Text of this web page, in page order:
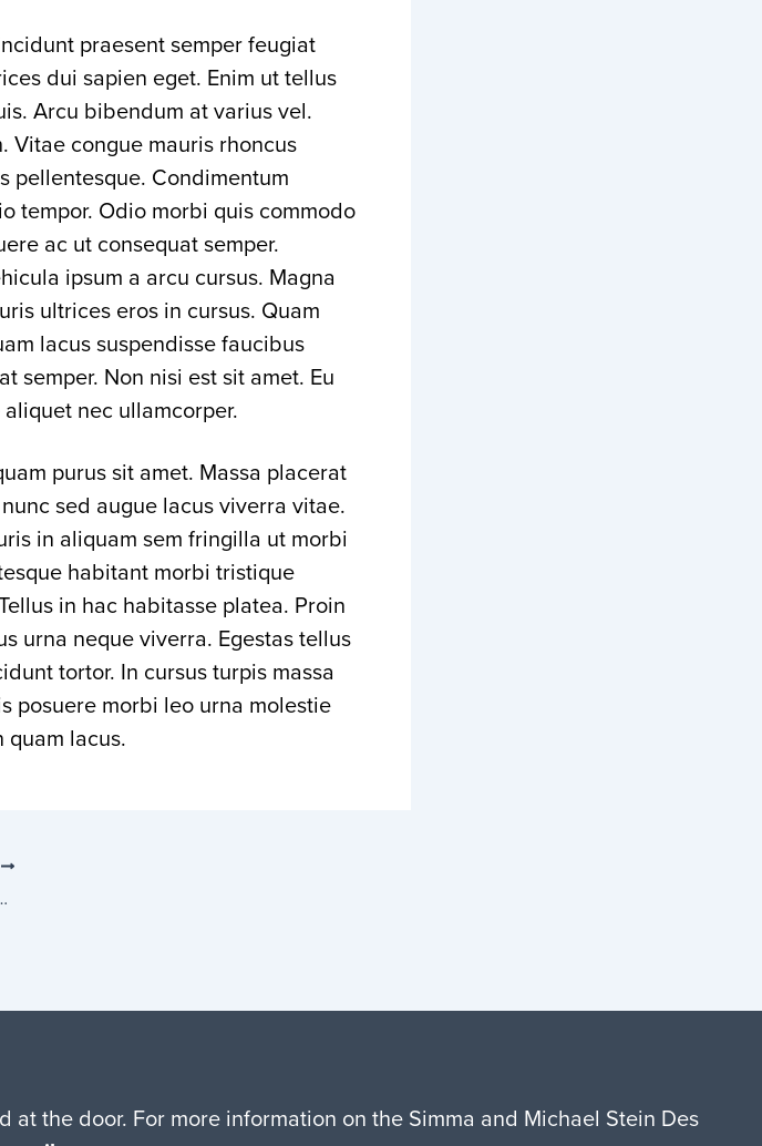
praesent semper feugiat
dui sapien eget. Enim ut tellus
Arcu bibendum at varius vel.
Vitae congue mauris rhoncus
pellentesque. Condimentum
tempor. Odio morbi quis commodo
ac ut consequat semper.
ipsum a arcu cursus. Magna
ultrices eros in cursus. Quam
lacus suspendisse faucibus
semper. Non nisi est sit amet. Eu
nec ullamcorper.
purus sit amet. Massa placerat
sed augue lacus viverra vitae.
in aliquam sem fringilla ut morbi
habitant morbi tristique
in hac habitasse platea. Proin
urna neque viverra. Egestas tellus
tortor. In cursus turpis massa
posuere morbi leo urna molestie
quam lacus.
hendrerit dolor magna eget
the door. For more information on the Simma and Michael Stein Des